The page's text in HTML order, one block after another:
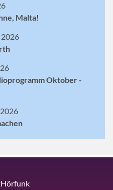
Malta!
2026
Oktober -